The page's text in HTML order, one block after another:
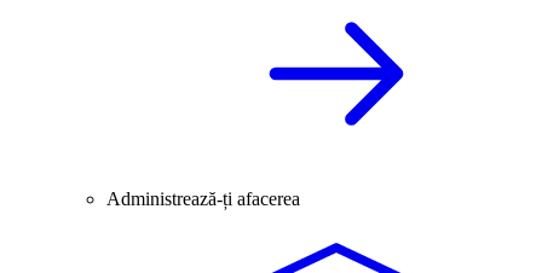
Administrează-ți afacerea